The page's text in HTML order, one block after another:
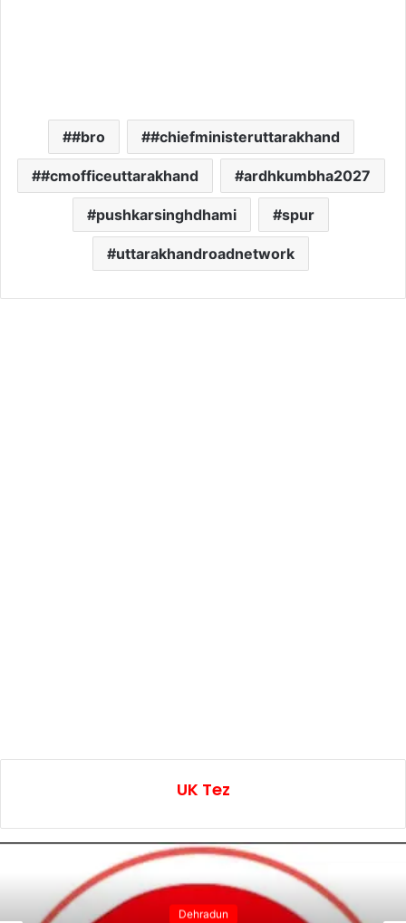
#bro #chiefministeruttarakhand
#cmofficeuttarakhand ardhkumbha2027
pushkarsinghdhami spur
uttarakhandroadnetwork
UK Tez
Dehradun